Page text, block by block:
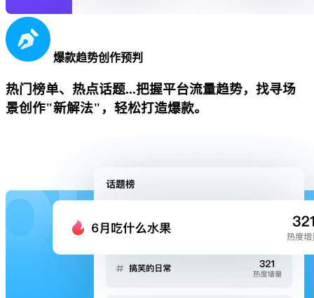
爆款趋势创作预判
热门榜单、热点话题...把握平台流量趋势，找寻场
景创作"新解法"，轻松打造爆款。